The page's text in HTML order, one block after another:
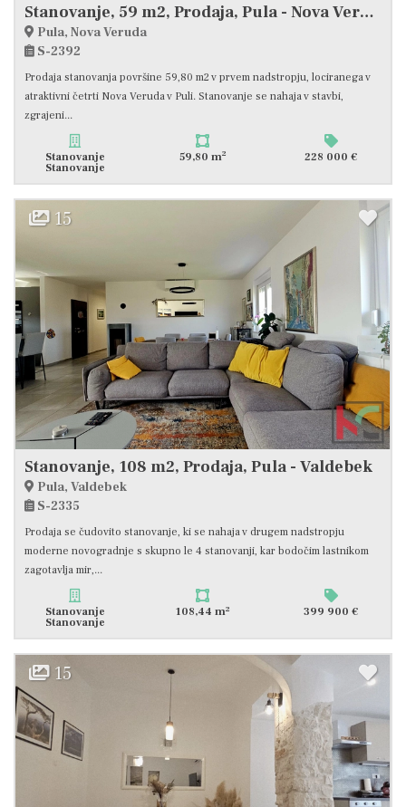
Stanovanje, 59 m2, Prodaja, Pula - Nova Veruda
Pula, Nova Veruda
S-2392
Prodaja stanovanja površine 59,80 m2 v prvem nadstropju, lociranega v
atraktivni četrti Nova Veruda v Puli. Stanovanje se nahaja v stavbi,
zgrajeni...
Stanovanje
Stanovanje
59,80 m2 228 000 €
15
Stanovanje, 108 m2, Prodaja, Pula - Valdebek
Pula, Valdebek
S-2335
Prodaja se čudovito stanovanje, ki se nahaja v drugem nadstropju
moderne novogradnje s skupno le 4 stanovanji, kar bodočim lastnikom
zagotavlja mir,...
Stanovanje
Stanovanje
108,44 m2 399 900 €
15